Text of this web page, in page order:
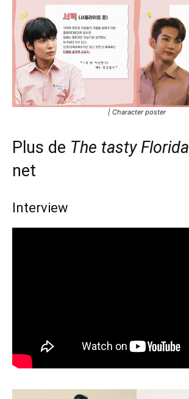
| Character poster
Plus de The tasty Florida
net
Interview